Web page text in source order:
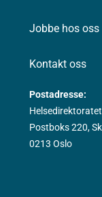
Jobbe hos oss
Kontakt oss
Postadresse:
Helsedirektoratet
Postboks 220,
0213 Oslo